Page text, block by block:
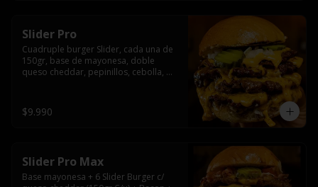
Slider Pro
Cuadruple burger Slider, cada una de
150gr, base de mayonesa, doble
queso cheddar, pepinillos, cebolla,
$9.990
Slider Pro Max
Base mayonesa + 6 Slider Burger c/